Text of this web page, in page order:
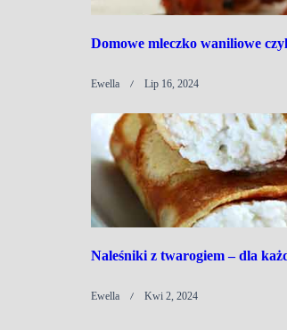
Domowe mleczko waniliowe
Ewella Lip 16, 2024
Naleśniki z twarogiem – dla
Ewella Kwi 2, 2024